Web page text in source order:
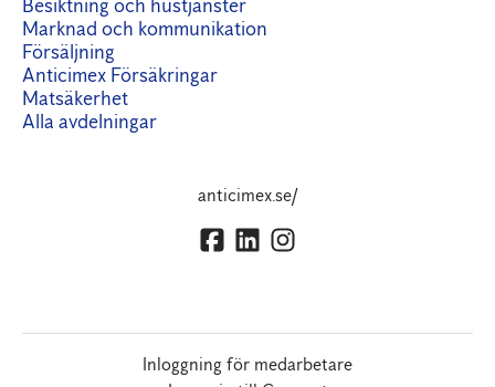
Besiktning och hustjänster
Marknad och kommunikation
Försäljning
Anticimex Försäkringar
Matsäkerhet
Alla avdelningar
anticimex.se/
Inloggning för medarbetare